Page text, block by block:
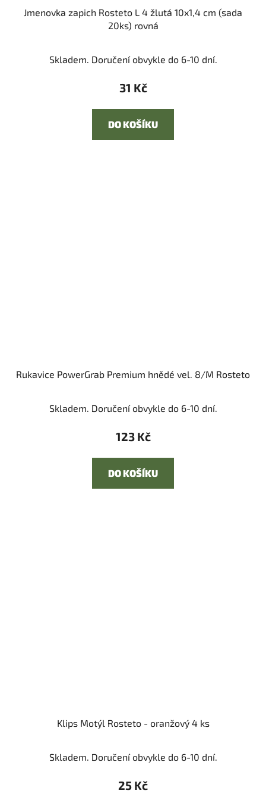
Jmenovka zapich Rosteto L 4 žlutá 10x1,4 cm (sada
20ks) rovná
Skladem. Doručení obvykle do 6-10 dní.
31 Kč
DO KOŠÍKU
Rukavice PowerGrab Premium hnědé vel. 8/M Rosteto
Skladem. Doručení obvykle do 6-10 dní.
123 Kč
DO KOŠÍKU
Klips Motýl Rosteto - oranžový 4 ks
Skladem. Doručení obvykle do 6-10 dní.
25 Kč